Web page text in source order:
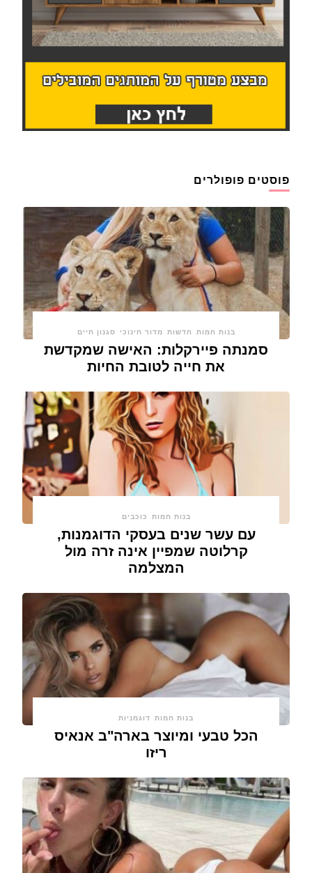
פוסטים פופולרים
בנות חמות חדשות מדור חינוכי סגנון חיים
סמנתה פיירקלות: האישה שמקדשת
את חייה לטובת החיות
בנות חמות כוכבים
עם עשר שנים בעסקי הדוגמנות,
קרלוטה שמפיין אינה זרה מול
המצלמה
בנות חמות דוגמניות
הכל טבעי ומיוצר בארה"ב אנאיס
ריזו